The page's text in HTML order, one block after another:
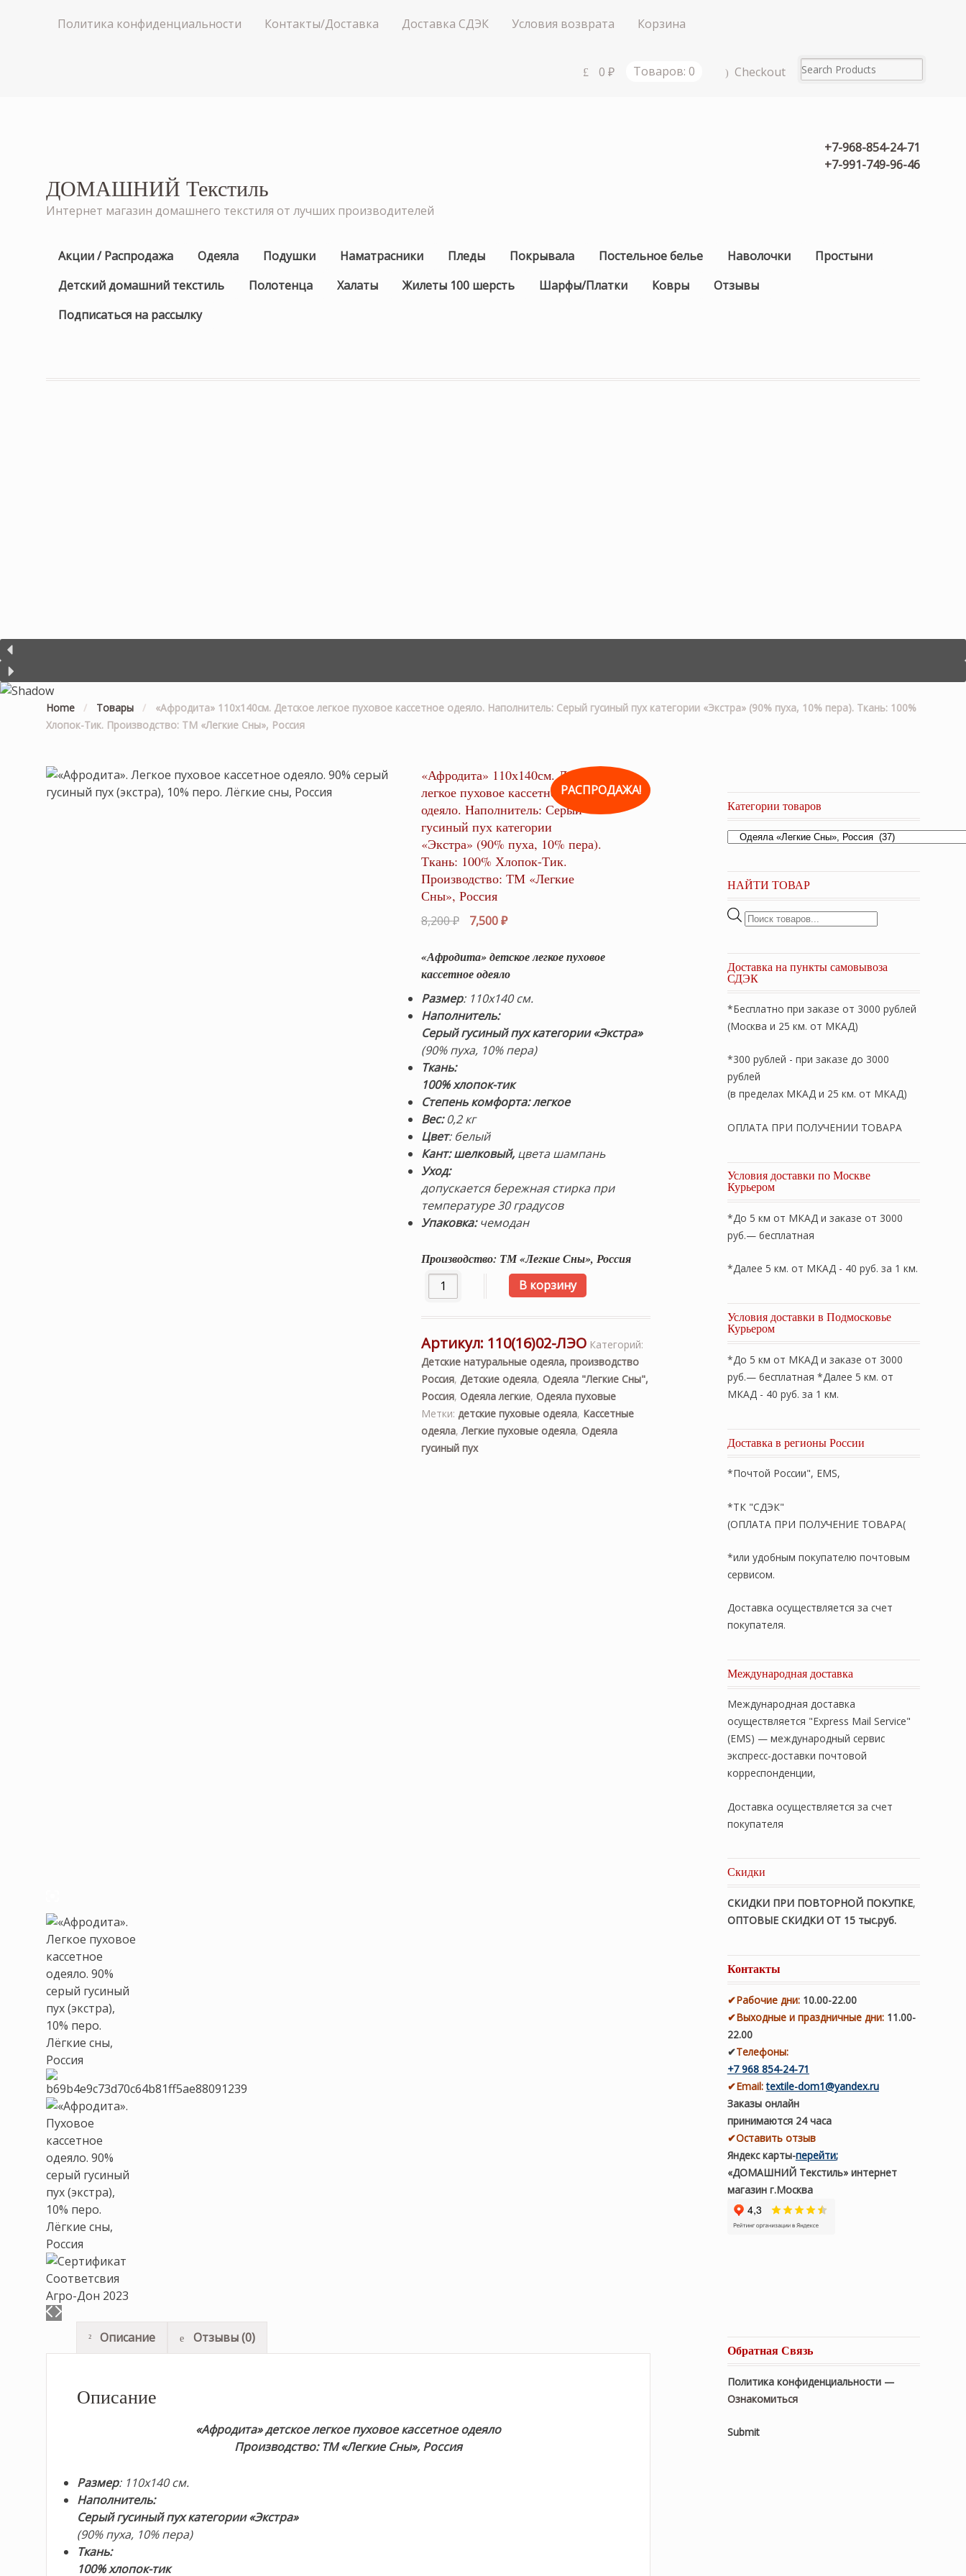
Политика конфиденциальности Контакты/Доставка Доставка СДЭК Условия возврата Корзина
0 ₽ Товаров: 0 Checkout
+7-968-854-24-71
+7-991-749-96-46
ДОМАШНИЙ Текстиль
Интернет магазин домашнего текстиля от лучших производителей
Акции / Распродажа Одеяла Подушки Наматрасники Пледы Покрывала Постельное белье Наволочки
Простыни
Детский домашний текстиль
Полотенца Халаты Жилеты 100 шерсть Шарфы/Платки Ковры
Отзывы
Подписаться на рассылку
Home / Товары /
«Афродита» 110х140см. Детское легкое пуховое кассетное одеяло. Наполнитель: Серый гусиный пух категории «Экстра» (90% пуха, 10% пера). Ткань: 100%
Хлопок-Тик. Производство: ТМ «Легкие Сны», Россия
РАСПРОДАЖА!
«Афродита» 110х140см. Детское
легкое пуховое кассетное
одеяло. Наполнитель: Серый
гусиный пух категории
«Экстра» (90% пуха, 10% пера).
Ткань: 100% Хлопок-Тик.
Производство: ТМ «Легкие
Сны», Россия
8,200₽
Первоначальная
составляла
8,200 ₽.
7,500₽Текущая
7,500 ₽.
«Афродита» детское легкое пуховое
кассетное одеяло
Размер: 110х140 см.
Наполнитель:
Серый гусиный пух категории «Экстра»
(90% пуха, 10% пера)
Ткань:
100% хлопок-тик
Степень комфорта: легкое
Вес:0,2 кг
Цвет: белый
Кант: шелковый, цвета шампань
Уход:
допускается бережная стирка при
температуре 30 градусов
Упаковка:чемодан
Производство: ТМ «Легкие Сны», Россия
Количество товара «Афродита» 110х140см. Детское легкое пуховое кассетное одеяло.
В корзину
Артикул: 110(16)02-ЛЭО Категорий:
Детские натуральные одеяла, производство
Россия, Детские одеяла, Одеяла "Легкие Сны",
Россия, Одеяла легкие, Одеяла пуховые
Метки: детские пуховые одеяла, Кассетные
одеяла,Легкие пуховые одеяла, Одеяла
гусиный пух
Описание Отзывы (0)
Описание
«Афродита» детское легкое пуховое кассетное одеяло
Производство: ТМ «Легкие Сны», Россия
Размер: 110х140 см.
Наполнитель:
Серый гусиный пух категории «Экстра»
(90% пуха, 10% пера)
Ткань:
100% хлопок-тик
Категории товаров
НАЙТИ ТОВАР
Поиск
Доставка на пункты самовывоза
СДЭК
*Бесплатно при заказе от 3000 рублей
(Москва и 25 км. от МКАД)
*300 рублей - при заказе до 3000
рублей
(в пределах МКАД и 25 км. от МКАД)
ОПЛАТА ПРИ ПОЛУЧЕНИИ ТОВАРА
Условия доставки по Москве
Курьером
*До 5 км от МКАД и заказе от 3000
руб.— бесплатная
*Далее 5 км. от МКАД - 40 руб. за 1 км.
Условия доставки в Подмосковье
Курьером
*До 5 км от МКАД и заказе от 3000
руб.— бесплатная *Далее 5 км. от
МКАД - 40 руб. за 1 км.
Доставка в регионы России
*Почтой России", EMS,
*ТК "СДЭК"
(ОПЛАТА ПРИ ПОЛУЧЕНИЕ ТОВАРА(
*или удобным покупателю почтовым
сервисом.
Доставка осуществляется за счет
покупателя.
Международная доставка
Международная доставка
осуществляется "Express Mail Service"
(EMS) — международный сервис
экспресс-доставки почтовой
корреспонденции,
Доставка осуществляется за счет
покупателя
Скидки
СКИДКИ ПРИ ПОВТОРНОЙ ПОКУПКЕ,
ОПТОВЫЕ СКИДКИ ОТ 15 тыс.руб.
Контакты
✔Рабочие дни: 10.00-22.00
✔Выходные и праздничные дни:11.00-
22.00
✔Телефоны:
+7 968 854-24-71
✔Email: textile-dom1@yandex.ru
Заказы онлайн
принимаются 24 часа
✔Оставить отзыв
Яндекс карты-перейти;
«ДОМАШНИЙ Текстиль» интернет
магазин г.Москва
Обратная Связь
Политика конфиденциальности —
Ознакомиться
Submit